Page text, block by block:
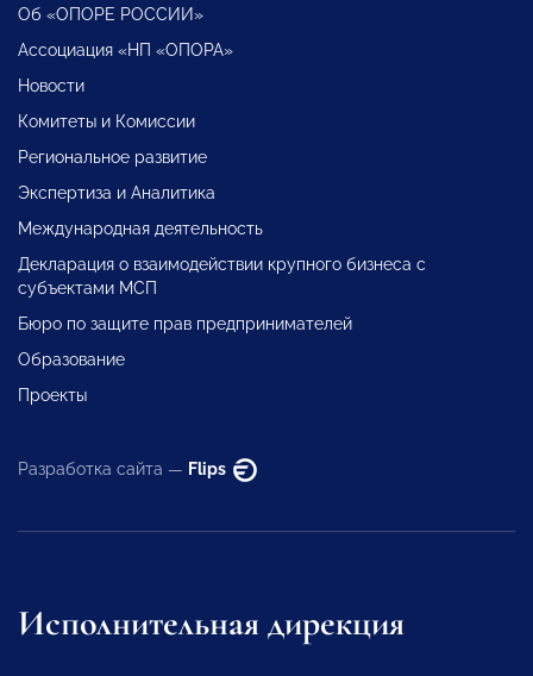
Об «ОПОРЕ РОССИИ»
Ассоциация «НП «ОПОРА»
Новости
Комитеты и Комиссии
Региональное развитие
Экспертиза и Аналитика
Международная деятельность
Декларация о взаимодействии крупного бизнеса с
субъектами МСП
Бюро по защите прав предпринимателей
Образование
Проекты
Разработка сайта — Flips
Исполнительная дирекция